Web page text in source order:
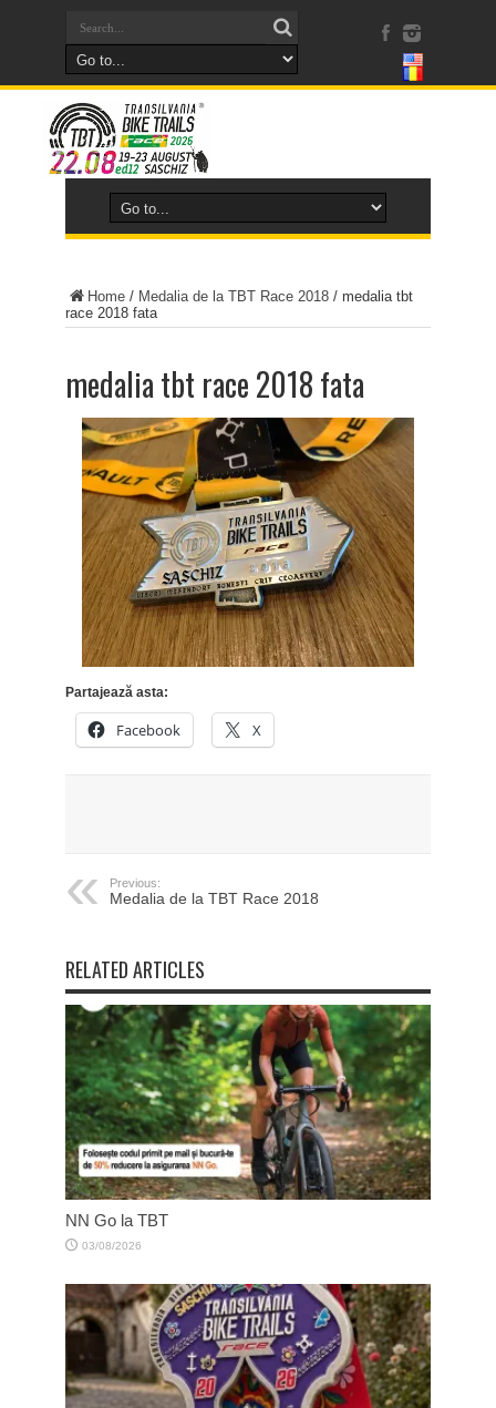
Home / Medalia de la TBT Race 2018 / medalia tbt
race 2018 fata
medalia tbt race 2018 fata
Partajează asta:
Facebook X
Previous:
Medalia de la TBT Race 2018
RELATED ARTICLES
NN Go la TBT
03/08/2026